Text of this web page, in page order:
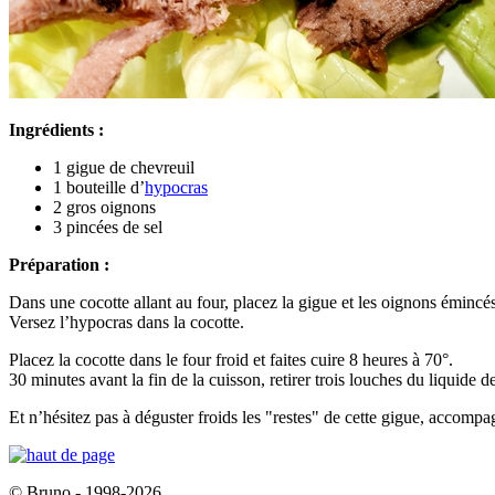
Ingrédients :
1 gigue de chevreuil
1 bouteille d’hypocras
2 gros oignons
3 pincées de sel
Préparation :
Dans une cocotte allant au four, placez la gigue et les oignons
Versez l’hypocras dans la cocotte.
Placez la cocotte dans le four froid et faites cuire 8 heures à 70°.
30 minutes avant la fin de la cuisson, retirer trois louches du liquide
Et n’hésitez pas à déguster froids les "restes" de cette gigue,